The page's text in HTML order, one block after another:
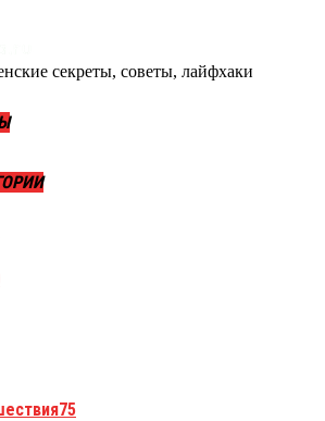
секреты, советы, лайфхаки
75